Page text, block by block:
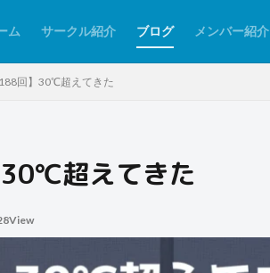
ム サークル紹介 ブログ メンバー紹介
188回】30℃超えてきた
30℃超えてきた